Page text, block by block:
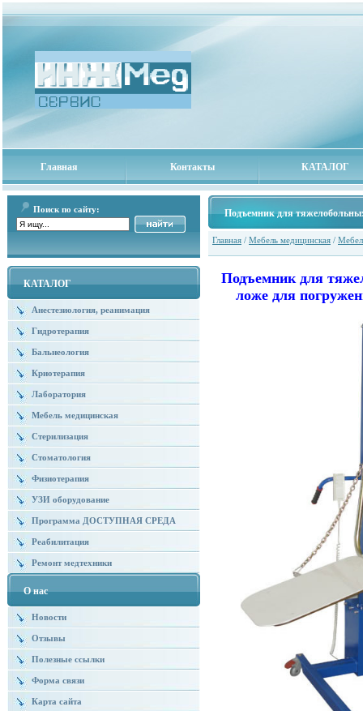
Главная Контакты КАТАЛОГ
Поиск по сайту:
КАТАЛОГ
Анестезиология, реанимация
Гидротерапия
Бальнеология
Криотерапия
Лаборатория
Мебель медицинская
Стерилизация
Стоматология
Физиотерапия
УЗИ оборудование
Программа ДОСТУПНАЯ СРЕДА
Реабилитация
Ремонт медтехники
О нас
Новости
Отзывы
Полезные ссылки
Форма связи
Карта сайта
Подъемник для
Главная / Мебель медицинская /
Подъемник для
ложе для